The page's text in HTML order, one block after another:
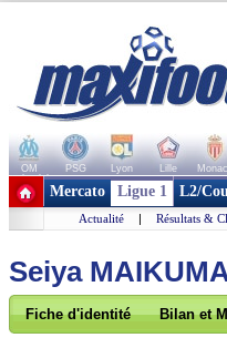
OM PSG Lyon Lille
+ de clubs
Mercato Ligue 1 L2/
Actualité | Résultats &
Seiya
Fiche d'identité Bilan et